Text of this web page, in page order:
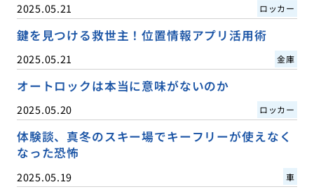
2025.05.21 ロッカー
鍵を見つける救世主！位置情報アプリ活用術
2025.05.21 金庫
オートロックは本当に意味がないのか
2025.05.20 ロッカー
体験談、真冬のスキー場でキーフリーが使えなく
なった恐怖
2025.05.19 車